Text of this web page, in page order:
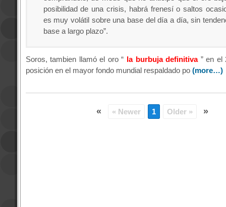
posibilidad de una crisis, habrá frenesí o saltos
es muy volátil sobre una base del día a día, sin
base a largo plazo”.
Soros, tambien llamó el oro “ la burbuja definitiva ” en el
posición en el mayor fondo mundial respaldado po (more…)
« « Newer 1 Older » »